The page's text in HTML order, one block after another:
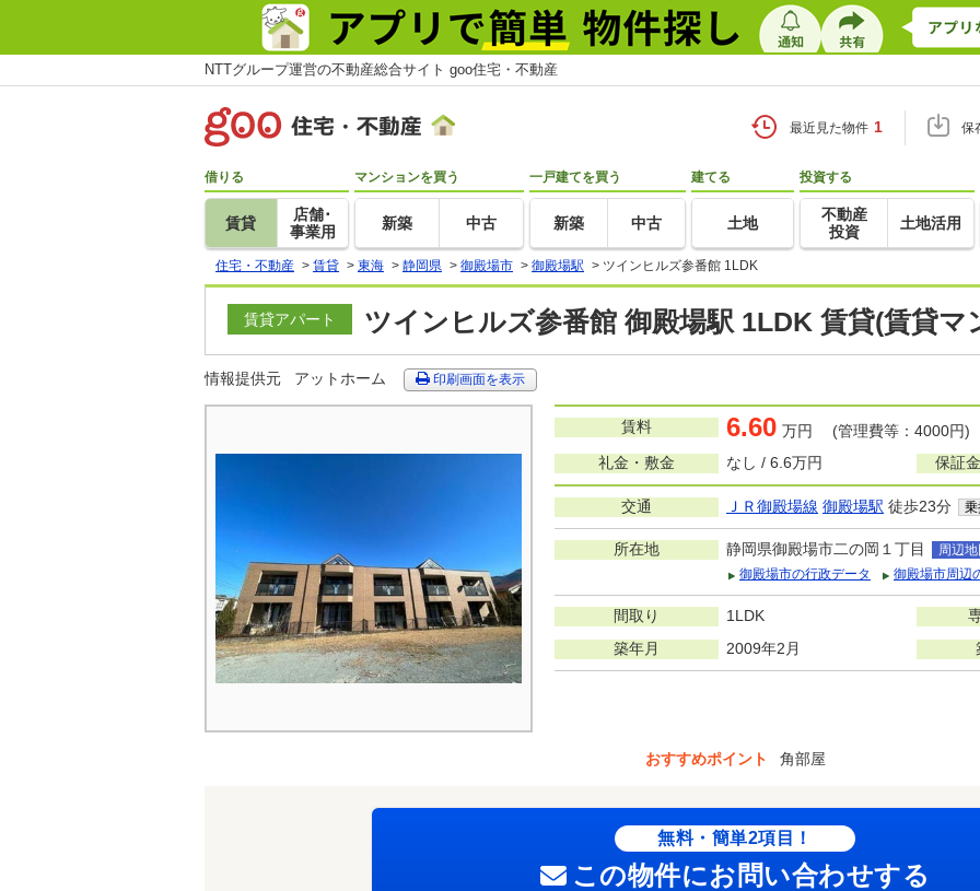
NTTグループ運営の不動産総合サイト goo住宅・不動産
最近見た物件 1 保
借りる
賃貸
店舗･
事業用
マンションを買う
新築 中古
一戸建てを買う
新築 中古
建てる
土地
投資する
不動産
投資
土地活用
住宅・不動産 > 賃貸 > 東海 > 静岡県 > 御殿場市 > 御殿場駅 > ツインヒルズ参番館 1LDK
賃貸アパート ツインヒルズ参番館 御殿場駅 1LDK 賃貸(賃貸
情報提供元 アットホーム 印刷画面を表示
賃料 6.60 万円 (管理費等：4000円)
礼金・敷金
なし / 6.6万円 保証
交通 ＪＲ御殿場線 御殿場駅 徒歩23分 乗
所在地 静岡県御殿場市二の岡１丁目
周辺地
御殿場市の行政データ
御殿場市周辺
間取り 1LDK
築年月 2009年2月
おすすめポイント 角部屋
無料・簡単2項目！
この物件にお問い合わせする